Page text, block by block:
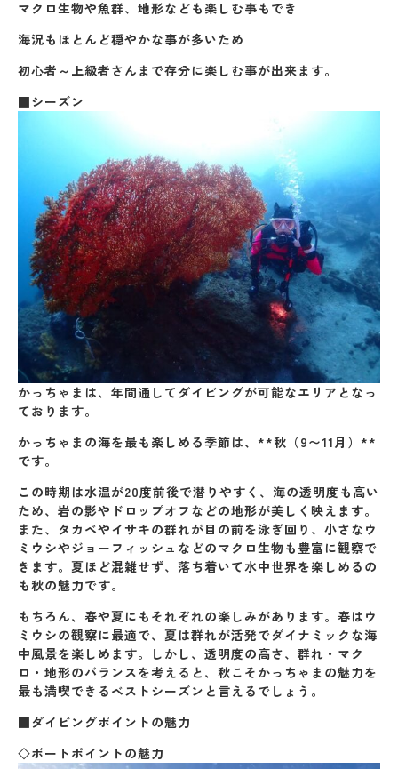
マクロ生物や魚群、地形なども楽しむ事もでき
海況もほとんど穏やかな事が多いため
初心者～上級者さんまで存分に楽しむ事が出来ます。
■シーズン
かっちゃまは、年間通してダイビングが可能なエリアとなっ
ております。
かっちゃまの海を最も楽しめる季節は、**秋（9〜11月）**
です。
この時期は水温が20度前後で潜りやすく、海の透明度も高い
ため、岩の影やドロップオフなどの地形が美しく映えます。
また、タカベやイサキの群れが目の前を泳ぎ回り、小さなウ
ミウシやジョーフィッシュなどのマクロ生物も豊富に観察で
きます。夏ほど混雑せず、落ち着いて水中世界を楽しめるの
も秋の魅力です。
もちろん、春や夏にもそれぞれの楽しみがあります。春はウ
ミウシの観察に最適で、夏は群れが活発でダイナミックな海
中風景を楽しめます。しかし、透明度の高さ、群れ・マク
ロ・地形のバランスを考えると、 秋こそかっちゃまの魅力を
最も満喫できるベストシーズン と言えるでしょう。
■ダイビングポイントの魅力
◇ボートポイントの魅力